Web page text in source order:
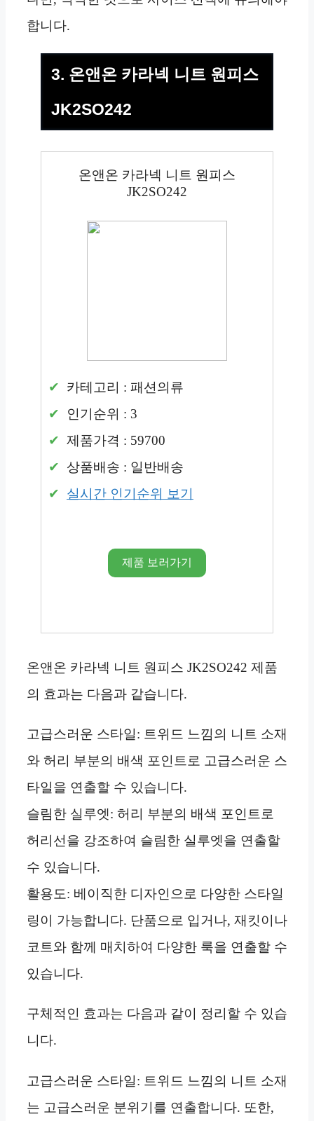
합니다.
3. 온앤온 카라넥 니트 원피스
JK2SO242
온앤온 카라넥 니트 원피스
JK2SO242
카테고리 : 패션의류
인기순위 : 3
제품가격 : 59700
상품배송 : 일반배송
실시간 인기순위 보기
제품 보러가기
온앤온 카라넥 니트 원피스 JK2SO242 제품
의 효과는 다음과 같습니다.
고급스러운 스타일: 트위드 느낌의 니트 소재
와 허리 부분의 배색 포인트로 고급스러운 스
타일을 연출할 수 있습니다.
슬림한 실루엣: 허리 부분의 배색 포인트로
허리선을 강조하여 슬림한 실루엣을 연출할
수 있습니다.
활용도: 베이직한 디자인으로 다양한 스타일
링이 가능합니다. 단품으로 입거나, 재킷이나
코트와 함께 매치하여 다양한 룩을 연출할 수
있습니다.
구체적인 효과는 다음과 같이 정리할 수 있습
니다.
고급스러운 스타일: 트위드 느낌의 니트 소재
는 고급스러운 분위기를 연출합니다. 또한,